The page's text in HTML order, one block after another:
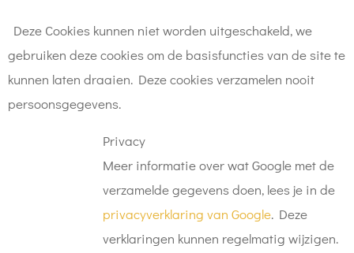
Deze Cookies kunnen niet worden uitgeschakeld, we
gebruiken deze cookies om de basisfuncties van de site te
kunnen laten draaien. Deze cookies verzamelen nooit
persoonsgegevens.
Privacy
Meer informatie over wat Google met de
verzamelde gegevens doen, lees je in de
privacyverklaring van Google. Deze
verklaringen kunnen regelmatig wijzigen.